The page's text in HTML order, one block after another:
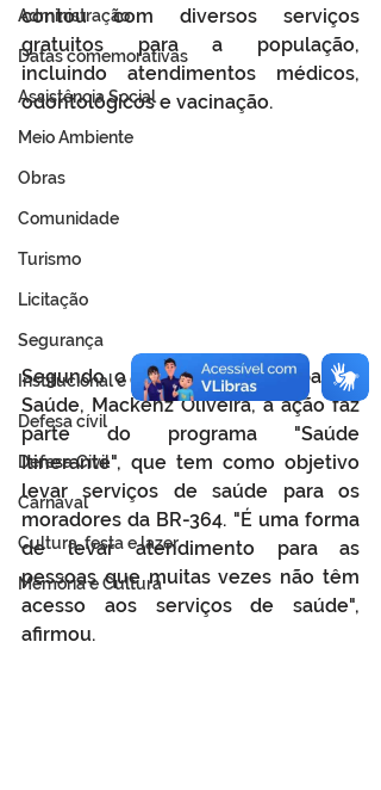
Administração
Datas comemorativas
Assistência Social
Meio Ambiente
Obras
Comunidade
Turismo
Licitação
Segurança
Institucional e Governo
Defesa cívil
Defesa Civil
Carnaval
Cultura, festa e lazer
Memória e Cultura
contou com diversos serviços
gratuitos para a população,
incluindo atendimentos médicos,
odontológicos e vacinação.
Segundo o secretário municipal de
Saúde, Mackenz Oliveira, a ação faz
parte do programa "Saúde
Itinerante", que tem como objetivo
levar serviços de saúde para os
moradores da BR-364. "É uma forma
de levar atendimento para as
pessoas que muitas vezes não têm
acesso aos serviços de saúde",
afirmou.